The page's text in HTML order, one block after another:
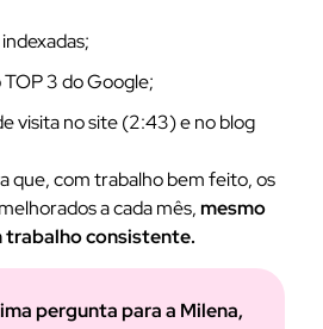
TOP 3 do Google;
visita no site (2:43) e no blog
que, com trabalho bem feito, os
a cada mês,mesmo
trabalho consistente.
pergunta para a Milena,